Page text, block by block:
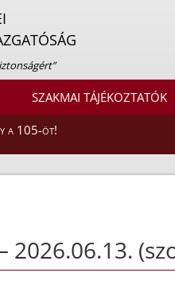
SZAKMAI TÁJÉKOZTATÓK
a 105-öt!
2026.06.13.